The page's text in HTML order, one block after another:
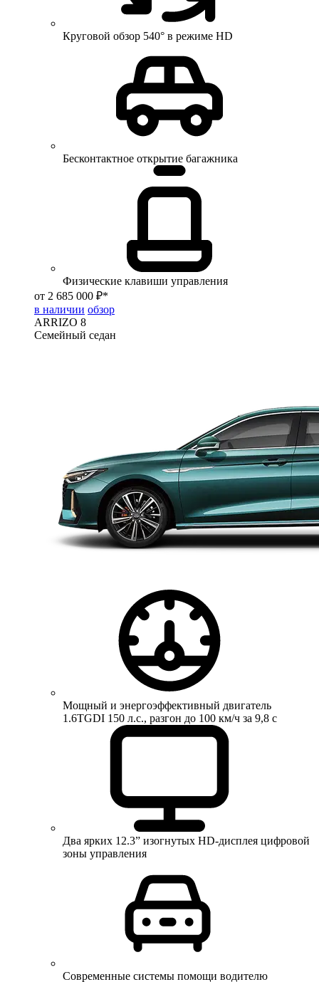
Круговой обзор 540° в режиме HD
Бесконтактное открытие багажника
Физические клавиши управления
от 2 685 000 ₽*
в наличии обзор
ARRIZO 8
Семейный седан
Мощный и энергоэффективный двигатель
1.6TGDI 150 л.с., разгон до 100 км/ч за 9,8 с
Два ярких 12.3” изогнутых HD-дисплея цифровой
зоны управления
Современные системы помощи водителю